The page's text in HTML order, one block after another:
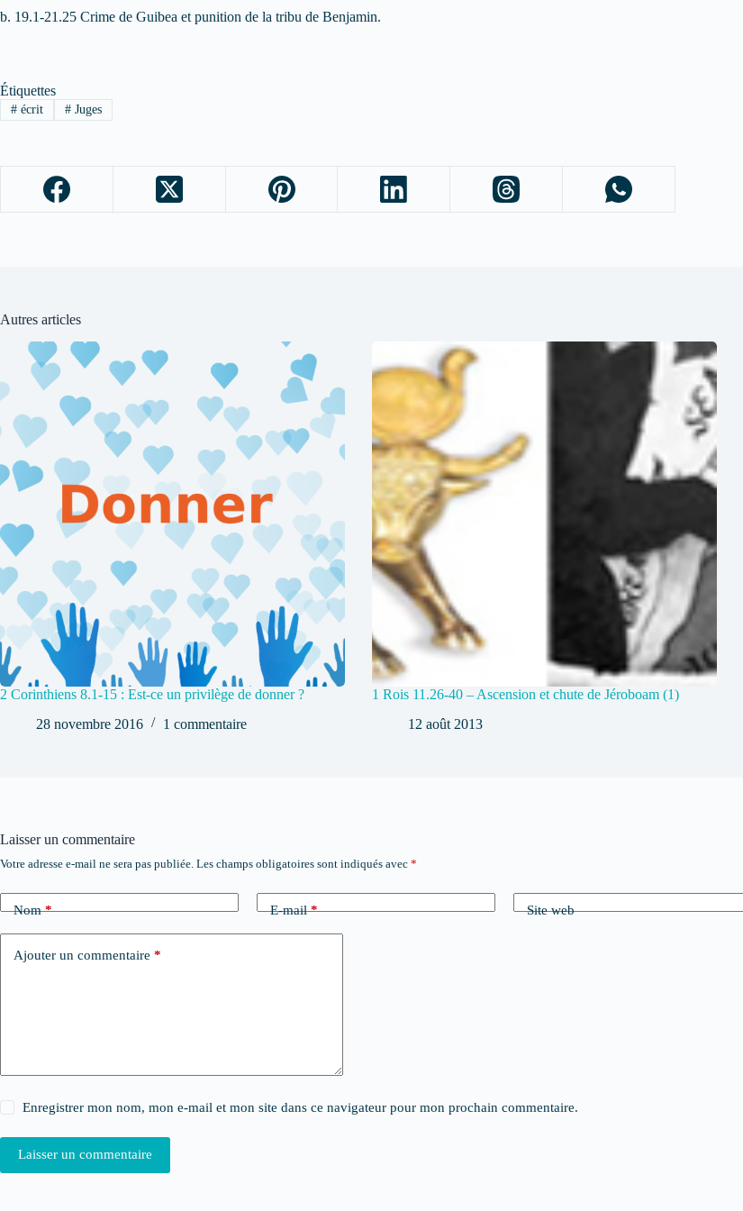
b. 19.1-21.25 Crime de Guibea et punition de la tribu de Benjamin.
Étiquettes
#écrit #Juges
Autres articles
2 Corinthiens 8.1-15 : Est-ce un privilège de donner ?
28 novembre 2016
1 commentaire
1 Rois 11.26-40 – Ascension et chute de Jéroboam (1)
12 août 2013
Laisser un commentaire
Votre adresse e-mail ne sera pas publiée. Les champs obligatoires sont indiqués avec *
Nom* E-mail* Site web
Ajouter un commentaire *
Enregistrer mon nom, mon e-mail et mon site dans ce navigateur pour mon prochain commentaire.
Laisser un commentaire